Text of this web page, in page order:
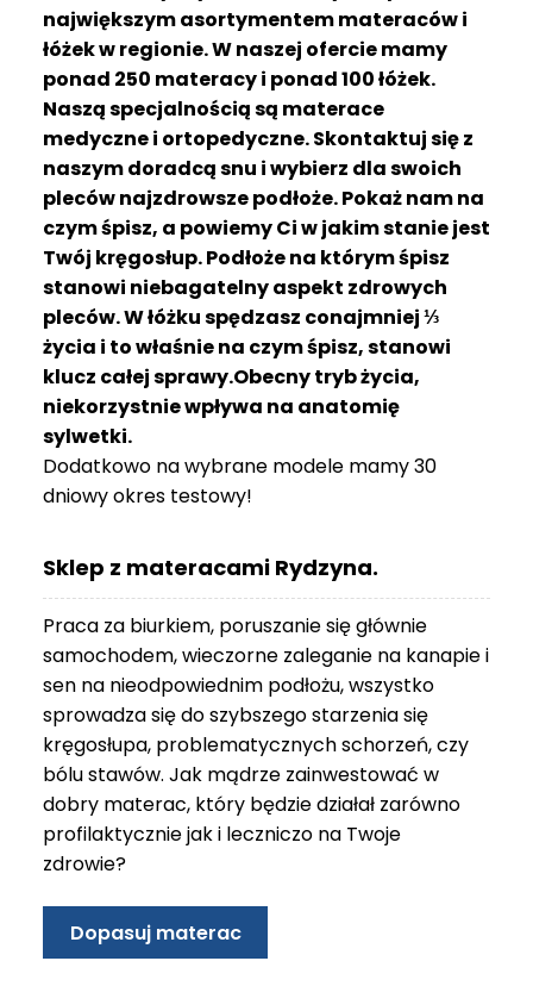
największym asortymentem materaców i
łóżek w regionie. W naszej ofercie mamy
ponad 250 materacy i ponad 100 łóżek.
Naszą specjalnością są materace
medyczne i ortopedyczne. Skontaktuj się z
naszym doradcą snu i wybierz dla swoich
pleców najzdrowsze podłoże. Pokaż nam na
czym śpisz, a powiemy Ci w jakim stanie jest
Twój kręgosłup. Podłoże na którym śpisz
stanowi niebagatelny aspekt zdrowych
pleców. W łóżku spędzasz conajmniej ⅓
życia i to właśnie na czym śpisz, stanowi
klucz całej sprawy.Obecny tryb życia,
niekorzystnie wpływa na anatomię
sylwetki.
Dodatkowo na wybrane modele mamy 30
dniowy okres testowy!
Sklep z materacami Rydzyna.
Praca za biurkiem, poruszanie się głównie
samochodem, wieczorne zaleganie na kanapie i
sen na nieodpowiednim podłożu, wszystko
sprowadza się do szybszego starzenia się
kręgosłupa, problematycznych schorzeń, czy
bólu stawów. Jak mądrze zainwestować w
dobry materac, który będzie działał zarówno
profilaktycznie jak i leczniczo na Twoje
zdrowie?
Dopasuj materac